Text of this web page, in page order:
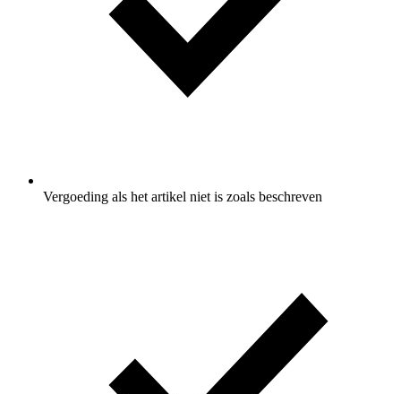
Vergoeding als het artikel niet is zoals beschreven